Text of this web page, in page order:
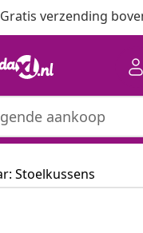
Gratis verzending
Stoelkussens